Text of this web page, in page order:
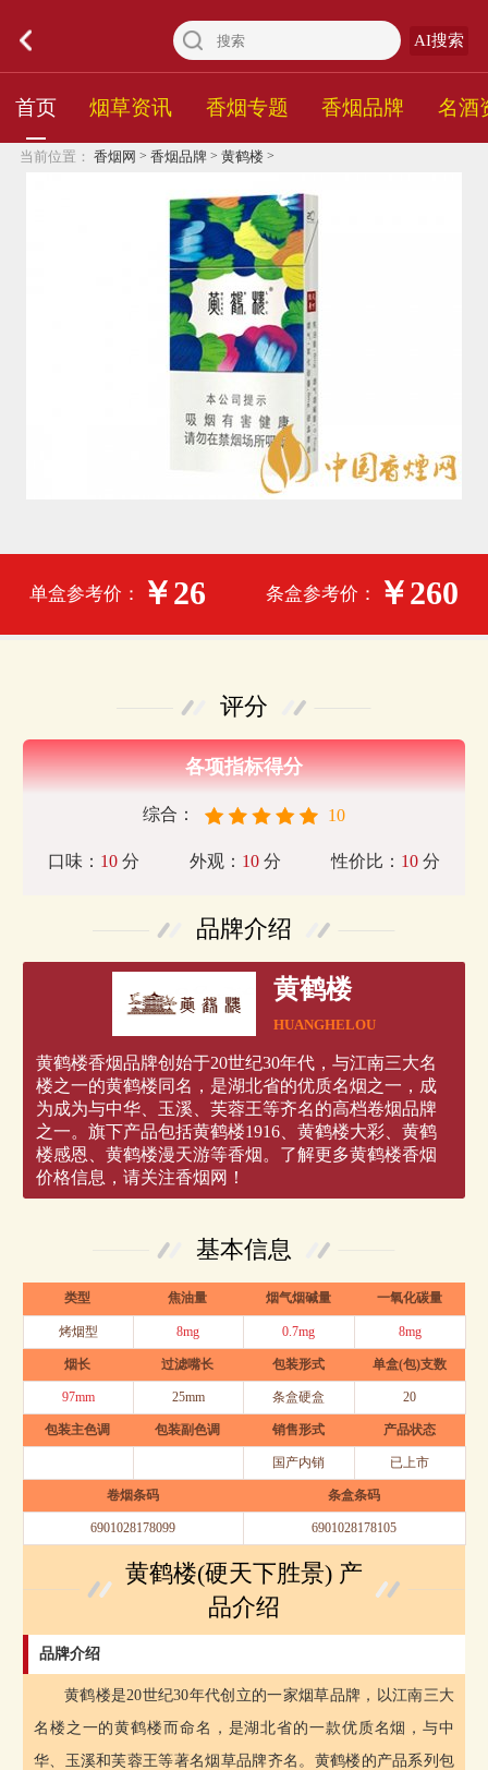
AI搜索
首页 烟草资讯 香烟专题 香烟品牌 名酒
当前位置： 香烟网 > 香烟品牌 > 黄鹤楼>
单盒参考价： ￥26 条盒参考价： ￥260
评分
各项指标得分
综合： 10
口味： 10分 外观： 10 分 性价比： 10 分
品牌介绍
黄鹤楼
HUANGHELOU
黄鹤楼香烟品牌创始于20世纪30年代，与江南三大名
楼之一的黄鹤楼同名，是湖北省的优质名烟之一，成
为成为与中华、玉溪、芙蓉王等齐名的高档卷烟品牌
之一。旗下产品包括黄鹤楼1916、黄鹤楼大彩、黄鹤
楼感恩、黄鹤楼漫天游等香烟。了解更多黄鹤楼香烟
价格信息，请关注香烟网！
基本信息
类型 焦油量 烟气烟碱量 一氧化碳量
烤烟型 8mg 0.7mg 8mg
烟长 过滤嘴长 包装形式 单盒(包)支数
97mm 25mm 条盒硬盒 20
包装主色调 包装副色调 销售形式 产品状态
国产内销 已上市
卷烟条码 条盒条码
6901028178099 6901028178105
黄鹤楼(硬天下胜景) 产
品介绍
品牌介绍
黄鹤楼是20世纪30年代创立的一家烟草品牌，以江南三大
名楼之一的黄鹤楼而命名，是湖北省的一款优质名烟，与中
华、玉溪和芙蓉王等著名烟草品牌齐名。黄鹤楼的产品系列包